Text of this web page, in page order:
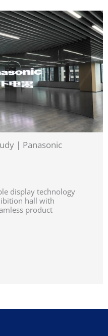
| Panasonic
display technology
hall with
product